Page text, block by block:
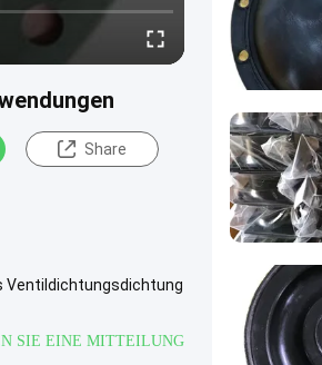
Share
Ventildichtungsdichtung
SIE EINE MITTEILUNG